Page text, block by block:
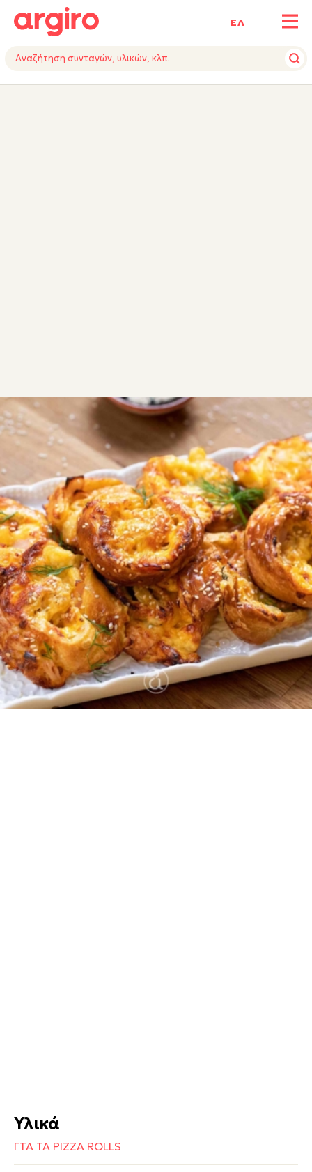
ΕΛ
ΥΛΙΚΑΕΚΤΕΛΕΣΗΕΞΟΠΛΙΣΜΟΣ
ΣΥΝΤΑΓΕΣ ΑΛΜΥΡΑ
Pizza rolls με σφολιάτα
Pizza rolls με σφολιάτα για κάθε περίσταση!
Χρειάζονται μόνο λίγα υλικά, ακόμα λιγότερος
χρόνος και καλή διάθεση για να τα απολαύσετε με
την παρέα σας!
1 0:30
12 5 λεπτά 25 λεπτά
Υλικά
ΓΤΑ ΤΑ PIZZA ROLLS